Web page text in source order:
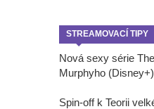
STREAMOVACÍ TIPY
Nová sexy série
Murphyho
Spin-off k Teorii